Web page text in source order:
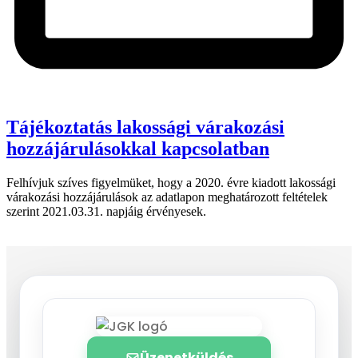
Tájékoztatás lakossági várakozási
hozzájárulásokkal kapcsolatban
Felhívjuk szíves figyelmüket, hogy a 2020. évre kiadott lakossági
várakozási hozzájárulások az adatlapon meghatározott feltételek
szerint 2021.03.31. napjáig érvényesek.